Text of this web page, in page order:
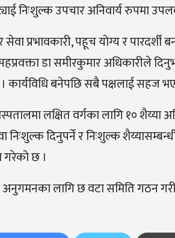
निःशुल्क उपचार अनिवार्य रुपमा
प्रभावकारी, पहूच योग्य र पारदर्शी
डा समीरकुमार अधिकारीले
कार्यविधि बनेपछि सबै पक्षलाई सहज
लक्षित वर्गका लागि १० शैय्या
दिनुपर्ने र निःशुल्क
गरेको छ ।
अनुगमनका लागि छ वटा समिति गठन